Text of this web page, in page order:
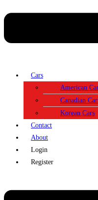
Cars
American
Canadian
Korean Cars
Contact
About
Login
Register